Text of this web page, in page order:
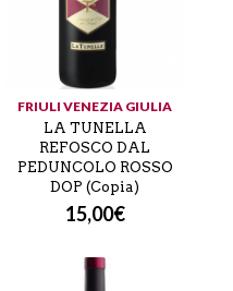
FRIULI VENEZIA GIULIA
LA TUNELLA
REFOSCO DAL
PEDUNCOLO ROSSO
DOP (Copia)
15,00€